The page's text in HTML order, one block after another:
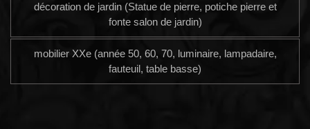
décoration de jardin (Statue de pierre, potiche pierre et
fonte salon de jardin)
mobilier XXe (année 50, 60, 70, luminaire, lampadaire,
fauteuil, table basse)